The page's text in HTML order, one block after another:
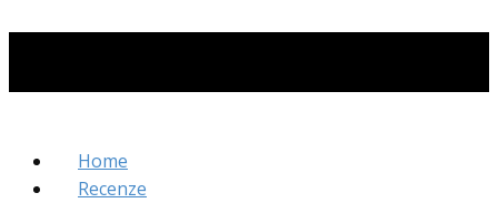
Home
Recenze